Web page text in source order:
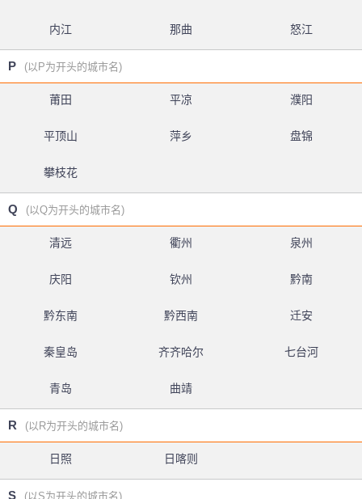
内江 那曲 怒江
P (以P为开头的城市名)
莆田 平凉 濮阳
平顶山 萍乡 盘锦
攀枝花
Q (以Q为开头的城市名)
清远 衢州 泉州
庆阳 钦州 黔南
黔东南 黔西南 迁安
秦皇岛 齐齐哈尔 七台河
青岛 曲靖
R (以R为开头的城市名)
日照 日喀则
S (以S为开头的城市名)